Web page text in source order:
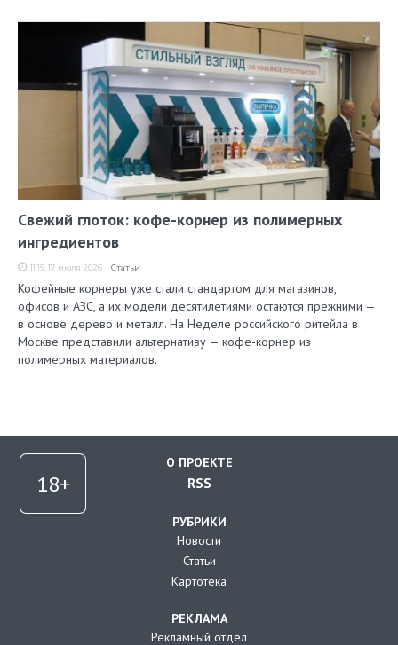
Свежий глоток: кофе-корнер из полимерных
ингредиентов
11:19, 17 июля 2026 Статьи
Кофейные корнеры уже стали стандартом для магазинов,
офисов и АЗС, а их модели десятилетиями остаются прежними —
в основе дерево и металл. На Неделе российского ритейла в
Москве представили альтернативу — кофе-корнер из
полимерных материалов.
О ПРОЕКТЕ
RSS
РУБРИКИ
Новости
Статьи
Картотека
РЕКЛАМА
Рекламный отдел